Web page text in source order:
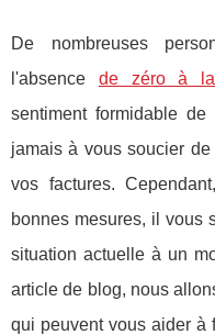
De nombreuses
l'absence de zéro à la
sentiment formidable
jamais à vous soucier
vos factures.
bonnes mesures, il vous
situation actuelle à un
article de blog, nous
qui peuvent vous aider à